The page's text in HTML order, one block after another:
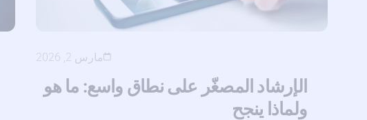
مارس 2, 2026
الإرشاد المصغّر على نطاق واسع: ما هو
ولماذا ينجح